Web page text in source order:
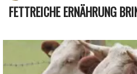
FETTREICHE ERNÄHRUNG